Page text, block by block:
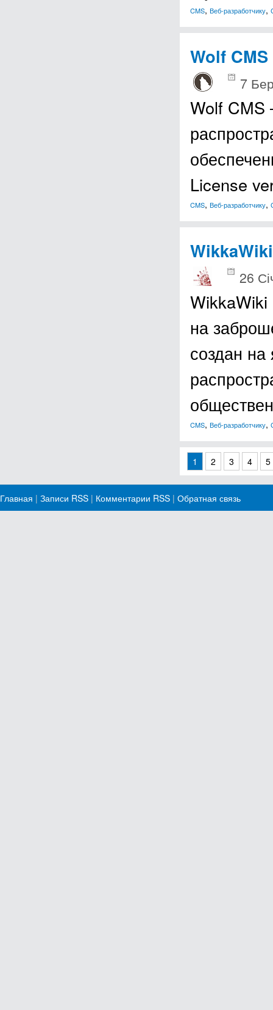
CMS, Веб-разработчику,
Wolf CMS
7
Wolf CMS
License
CMS, Веб-разработчику,
WikkaWiki
26
WikkaWiki
на
создан на
CMS, Веб-разработчику,
1 2 3 4 5
Главная | Записи RSS | Комментарии RSS | Обратная связь